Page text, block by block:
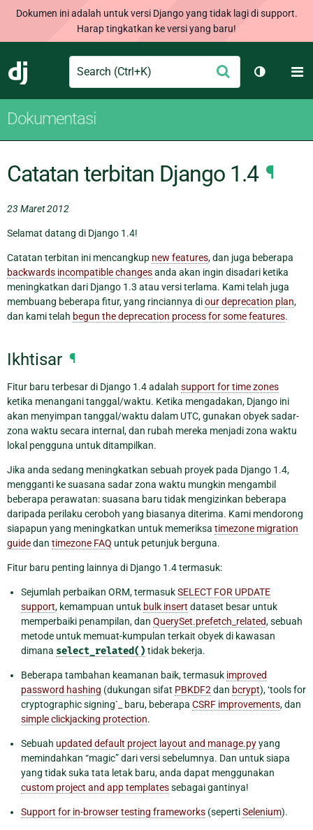
Dokumen ini adalah untuk versi Django yang tidak lagi di support.
Harap tingkatkan ke versi yang baru!
Django
Search Ajukan
Ganti
Dokumentasi
Catatan terbitan Django 1.4 ¶
23 Maret 2012
Selamat datang di Django 1.4!
Catatan terbitan ini mencangkup new features, dan juga beberapa
backwards incompatible changesanda akan ingin disadari ketika
meningkatkan dari Django 1.3 atau versi terlama. Kami telah juga
membuang beberapa fitur, yang rinciannya diour deprecation plan,
dan kami telah begun the deprecation process for some features.
Ikhtisar ¶
Fitur baru terbesar di Django 1.4 adalah support for time zones
ketika menangani tanggal/waktu. Ketika mengadakan, Django ini
akan menyimpan tanggal/waktu dalam UTC, gunakan obyek sadar-
zona waktu secara internal, dan rubah mereka menjadi zona waktu
lokal pengguna untuk ditampilkan.
Jika anda sedang meningkatkan sebuah proyek pada Django 1.4,
mengganti ke suasana sadar zona waktu mungkin mengambil
beberapa perawatan: suasana baru tidak mengizinkan beberapa
daripada perilaku ceroboh yang biasanya diterima. Kami mendorong
siapapun yang meningkatkan untuk memeriksa timezone migration
guidedan timezone FAQ untuk petunjuk berguna.
Fitur baru penting lainnya di Django 1.4 termasuk:
Sejumlah perbaikan ORM, termasukSELECT FOR UPDATE
support, kemampuan untuk bulk insert dataset besar untuk
memperbaiki penampilan, dan QuerySet.prefetch_related, sebuah
metode untuk memuat-kumpulan terkait obyek di kawasan
dimana select_related() tidak bekerja.
Beberapa tambahan keamanan baik, termasuk improved
password hashing (dukungan sifat PBKDF2dan bcrypt), ‘tools for
cryptographic signing`_ baru, beberapa CSRF improvements, dan
simple clickjacking protection.
Sebuah updated default project layout and manage.pyyang
memindahkan “magic” dari versi sebelumnya. Dan untuk siapa
yang tidak suka tata letak baru, anda dapat menggunakan
custom project and app templatessebagai gantinya!
Support for in-browser testing frameworks (sepertiSelenium).